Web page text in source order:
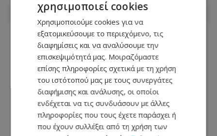
χρησιμοποιεί cookies
Χρησιμοποιούμε cookies για να
εξατομικεύσουμε το περιεχόμενο, τις
διαφημίσεις και να αναλύσουμε την
επισκεψιμότητά μας. Μοιραζόμαστε
επίσης πληροφορίες σχετικά με τη χρήση
του ιστότοπού μας με τους συνεργάτες
διαφήμισης και ανάλυσης, οι οποίοι
ενδέχεται να τις συνδυάσουν με άλλες
πληροφορίες που τους έχετε παράσχει ή
που έχουν συλλέξει από τη χρήση των